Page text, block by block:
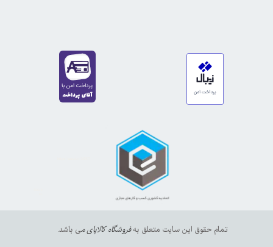
تمام حقوق این سایت متعلق بهفروشگاه کالاپای می باشد.